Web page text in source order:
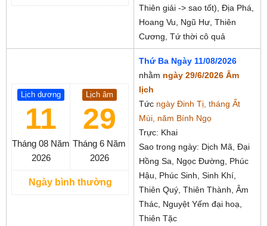
Thiên giải -> sao tốt), Địa Phá,
Hoang Vu, Ngũ Hư, Thiên
Cương, Tứ thời cô quả
Lịch dương
11
Tháng 08 Năm
2026
Lịch âm
29
Tháng 6 Năm
2026
Ngày bình thường
Thứ Ba Ngày 11/08/2026
nhằm ngày 29/6/2026 Âm
lịch
Tức ngày Đinh Tị, tháng Ất
Mùi, năm Bính Ngọ
Trực: Khai
Sao trong ngày: Dịch Mã, Đại
Hồng Sa, Ngọc Đường, Phúc
Hậu, Phúc Sinh, Sinh Khí,
Thiên Quý, Thiên Thành, Âm
Thác, Nguyệt Yếm đại hoạ,
Thiên Tặc